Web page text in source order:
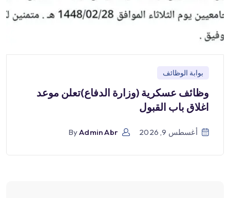
بوابة الوظائف
وظائف عسكرية (وزارة الدفاع)تعلن موعد
اغلاق باب القبول
أغسطس 9, 2026 ByAdmin Abr